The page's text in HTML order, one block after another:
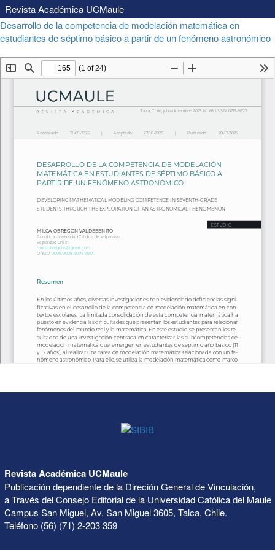
Revista Académica UCMaule
Volver
a
detalles
del
Desarrollo de la competencia de modelación matemática en
estudiantes de séptimo básico a partir de un fenómeno astronómico
PDF
Revista Académica UCMaule
Publicación dependiente de la Direción General de Vinculación,
a Través del Consejo Editorial de la Universidad Católica del Maule
Campus San Miguel, Av. San Miguel 3605, Talca, Chile.
Teléfono (56) (71) 2-203 359